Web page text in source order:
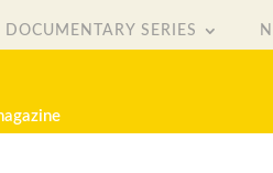
DOCUMENTARY SERIES